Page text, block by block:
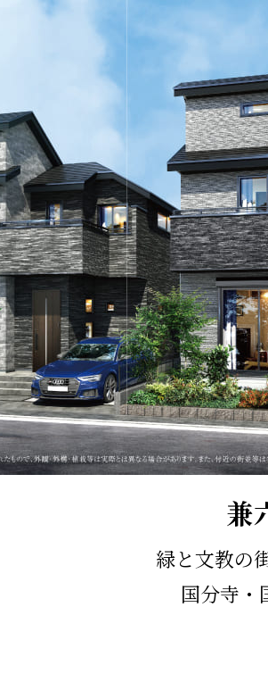
兼
緑と文教の
国分寺・